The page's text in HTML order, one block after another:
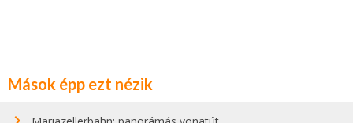
Mások épp ezt nézik